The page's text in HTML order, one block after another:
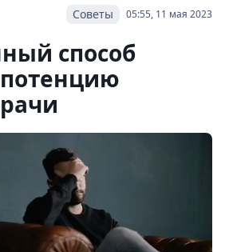
05:55, 11 мая 2023
Советы
способ